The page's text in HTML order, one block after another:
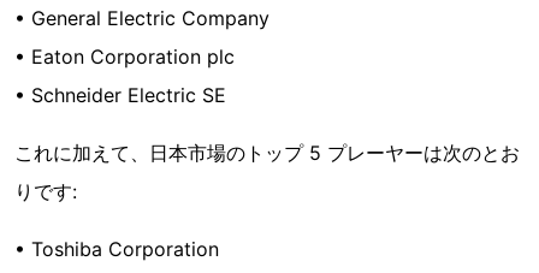
• General Electric Company
• Eaton Corporation plc
• Schneider Electric SE
これに加えて、日本市場のトップ 5 プレーヤーは次のとお
りです:
• Toshiba Corporation